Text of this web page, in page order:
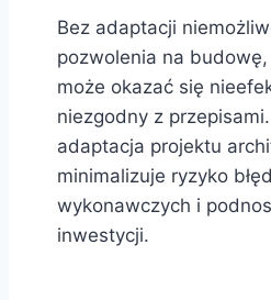
Bez adaptacji
pozwolenia na
może okazać się
niezgodny z
adaptacja projektu
minimalizuje ryzyko
wykonawczych i
inwestycji.